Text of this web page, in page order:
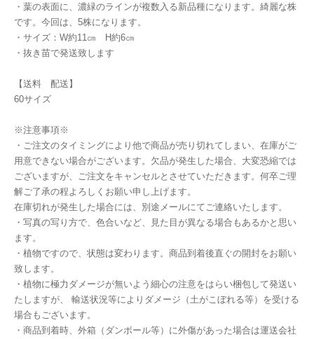
・葉の表面に、濃緑のラインが複数入る新品種になります。綺麗な株
です。今回は、5株になります。
・サイズ：W約11㎝ H約6㎝
・抜き苗で発送致します
【送料 配送】
60サイズ
※注意事項※
・ご注文のタイミングにより他で商品が売り切れてしまい、在庫がご
用意できない場合がございます。欠品が発生した場合、大変恐縮では
ございますが、ご注文をキャンセルとさせていただきます。何卒ご理
解ご了承の程よろしくお願い申し上げます。
在庫切れが発生した場合には、別途メールにてご連絡いたします。
・写真の写り方で、色合いなど、見た目が異なる場合もあるかと思い
ます。
・植物ですので、状態は変わります。商品到着後直ぐの開封をお願い
致します。
・植物に極力ダメージが無いよう細心の注意をはらい梱包して発送い
たしますが、 輸送状況等によりダメージ（土がこぼれる等）を受ける
場合もございます。
・商品到着時、外箱（ダンボール等）に外傷があった場合は運送会社